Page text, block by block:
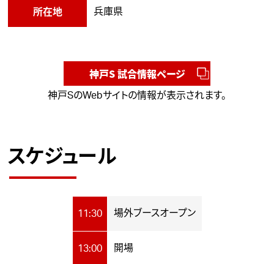
所在地 兵庫県
神戸S 試合情報ページ
神戸SのWebサイトの情報が表示されます。
スケジュール
11:30 場外ブースオープン
13:00 開場